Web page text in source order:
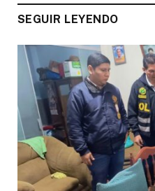
SEGUIR LEYENDO